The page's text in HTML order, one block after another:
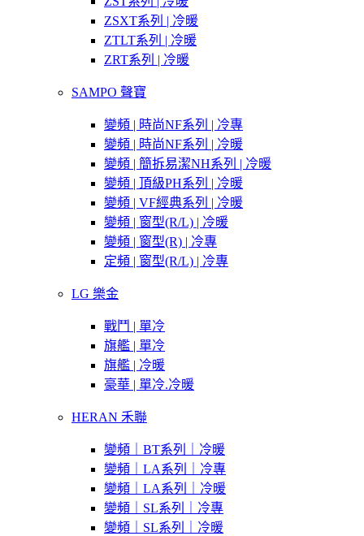
ZSXT系列 | 冷暖
ZTLT系列 | 冷暖
ZRT系列 | 冷暖
SAMPO 聲寶
變頻 | 時尚NF系列 | 冷專
變頻 | 時尚NF系列 | 冷暖
變頻 | 簡拆易潔NH系列 | 冷暖
變頻 | 頂級PH系列 | 冷暖
變頻 | VF經典系列 | 冷暖
變頻 | 窗型(R/L) | 冷暖
變頻 | 窗型(R) | 冷專
定頻 | 窗型(R/L) | 冷專
LG 樂金
戰鬥 | 單冷
旗艦 | 單冷
旗艦 | 冷暖
豪華 | 單冷.冷暖
HERAN 禾聯
變頻｜BT系列｜冷暖
變頻｜LA系列｜冷專
變頻｜LA系列｜冷暖
變頻｜SL系列｜冷專
變頻｜SL系列｜冷暖